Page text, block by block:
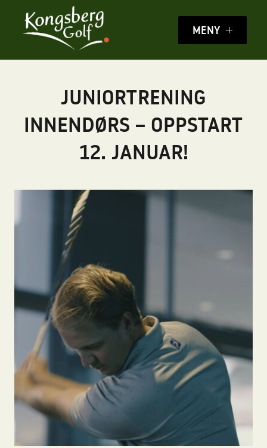
MENY
JUNIORTRENING
INNENDØRS – OPPSTART
12. JANUAR!